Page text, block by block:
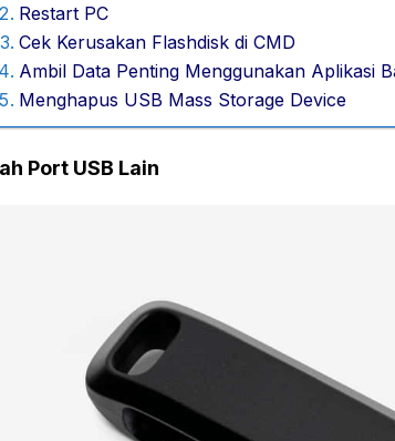
Restart PC
Cek Kerusakan Flashdisk di CMD
Ambil Data Penting Menggunakan Aplikasi
Menghapus USB Mass Storage Device
Port USB Lain